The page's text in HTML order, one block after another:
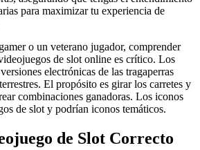
para maximizar tu experiencia de
o un veterano jugador, comprender
de slot online es crítico. Los
electrónicas de las tragaperras
El propósito es girar los carretes y
combinaciones ganadoras. Los iconos
de slot y podrían iconos temáticos.
de Slot Correcto